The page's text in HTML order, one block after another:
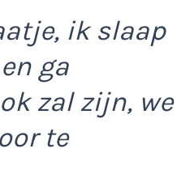
ik slaap
ga
zal zijn, we
te